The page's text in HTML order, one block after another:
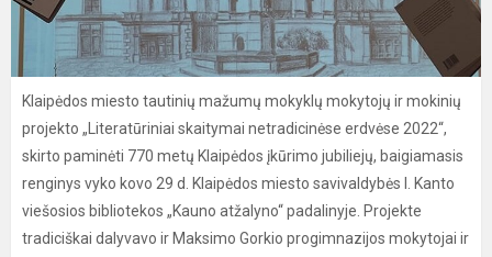
Klaipėdos miesto tautinių mažumų mokyklų mokytojų ir mokinių
projekto „Literatūriniai skaitymai netradicinėse erdvėse 2022“,
skirto paminėti 770 metų Klaipėdos įkūrimo jubiliejų, baigiamasis
renginys vyko kovo 29 d. Klaipėdos miesto savivaldybės I. Kanto
viešosios bibliotekos „Kauno atžalyno“ padalinyje. Projekte
tradiciškai dalyvavo ir Maksimo Gorkio progimnazijos mokytojai ir